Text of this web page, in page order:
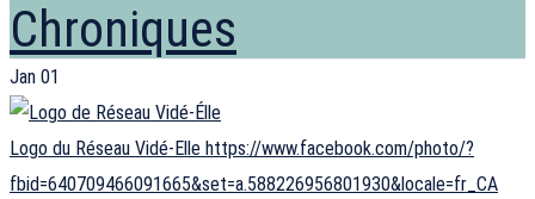
Chroniques
Jan 01
Logo du Réseau Vidé-Elle https://www.facebook.com/photo/?
fbid=640709466091665&set=a.588226956801930&locale=fr_CA